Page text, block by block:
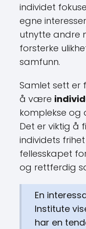
individet
egne
utnytte andre
forsterke
samfunn.
Samlet sett er
å være
komplekse og
Det er viktig å
individets
fellesskapet
og rettferdig
En
Institute
har en